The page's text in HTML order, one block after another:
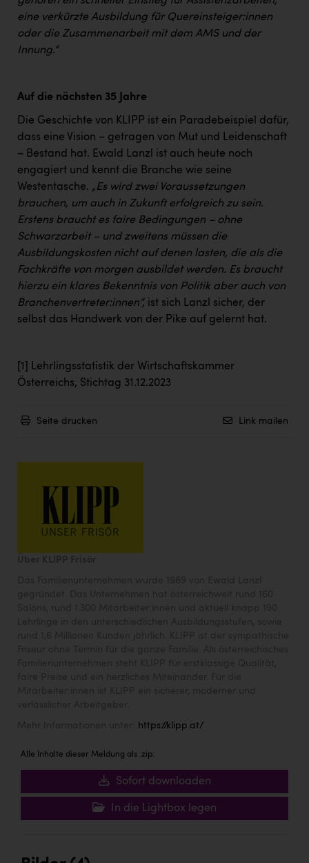
eine verkürzte Ausbildung für Quereinsteiger:innen
oder die Zusammenarbeit mit dem AMS und der
Innung.“
Auf die nächsten 35 Jahre
Die Geschichte von KLIPP ist ein Paradebeispiel dafür,
dass eine Vision – getragen von Mut und Leidenschaft
– Bestand hat. Ewald Lanzl ist auch heute noch
engagiert und kennt die Branche wie seine
Westentasche. „Es wird zwei Voraussetzungen
brauchen, um auch in Zukunft erfolgreich zu sein.
Erstens braucht es faire Bedingungen – ohne
Schwarzarbeit – und zweitens müssen die
Ausbildungskosten nicht auf denen lasten, die als die
Fachkräfte von morgen ausbildet werden. Es braucht
hierzu ein klares Bekenntnis von Politik aber auch von
Branchenvertreter:innen“, ist sich Lanzl sicher, der
selbst das Handwerk von der Pike auf gelernt hat.
[1]
Lehrlingsstatistik der Wirtschaftskammer
Österreichs, Stichtag 31.12.2023
Seite drucken Link mailen
https://klipp.at/
Alle Inhalte dieser Meldung als .zip:
Sofort downloaden
In die Lightbox legen